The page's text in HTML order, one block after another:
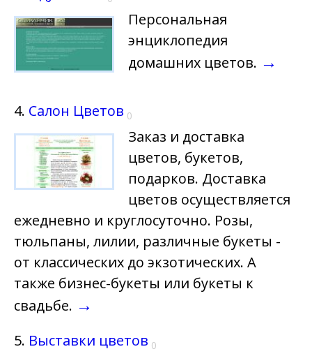
Персональная
энциклопедия
домашних цветов. →
4. Салон Цветов 0
Заказ и доставка
цветов, букетов,
подарков. Доставка
цветов осуществляется
ежедневно и круглосуточно. Розы,
тюльпаны, лилии, различные букеты -
от классических до экзотических. А
также бизнес-букеты или букеты к
свадьбе. →
5. Выставки цветов 0